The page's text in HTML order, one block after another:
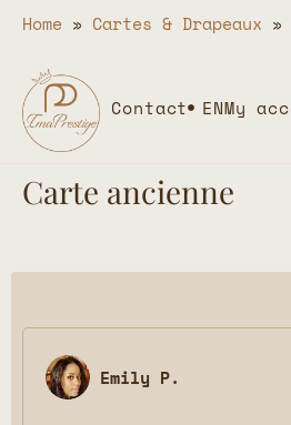
Home » Cartes & Drapeaux »
Contact ENMy
Carte ancienne
Emily P.